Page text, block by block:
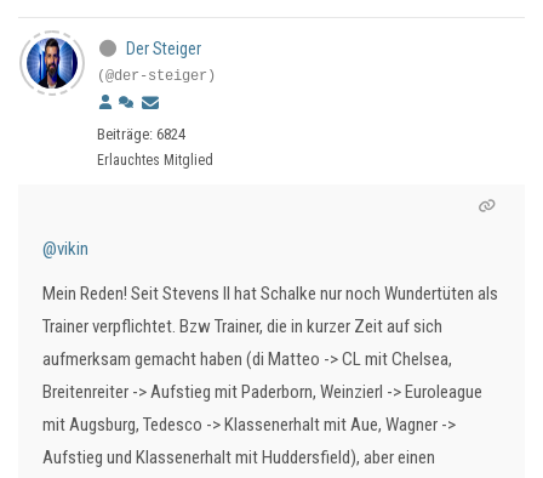
Der Steiger
(@der-steiger)
Beiträge: 6824
Erlauchtes Mitglied
@vikin
Mein Reden! Seit Stevens II hat Schalke nur noch Wundertüten als
Trainer verpflichtet. Bzw Trainer, die in kurzer Zeit auf sich
aufmerksam gemacht haben (di Matteo -> CL mit Chelsea,
Breitenreiter -> Aufstieg mit Paderborn, Weinzierl -> Euroleague
mit Augsburg, Tedesco -> Klassenerhalt mit Aue, Wagner ->
Aufstieg und Klassenerhalt mit Huddersfield), aber einen